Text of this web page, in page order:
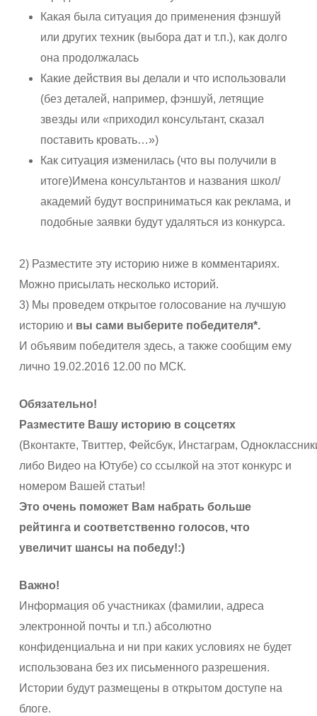
Какая была ситуация до применения фэншуй
или других техник (выбора дат и т.п.), как долго
она продолжалась
Какие действия вы делали и что использовали
(без деталей, например, фэншуй, летящие
звезды или «приходил консультант, сказал
поставить кровать…»)
Как ситуация изменилась (что вы получили в
итоге)Имена консультантов и названия школ/
академий будут восприниматься как реклама, и
подобные заявки будут удаляться из конкурса.
2) Разместите эту историю ниже в комментариях.
Можно присылать несколько историй.
3) Мы проведем открытое голосование на лучшую
историю и вы сами выберите победителя*.
И объявим победителя здесь, а также сообщим ему
лично 19.02.2016 12.00 по МСК.
Обязательно!
Разместите Вашу историю в соцсетях
(Вконтакте, Твиттер, Фейсбук, Инстаграм,
либо Видео на Ютубе) со ссылкой на этот конкурс и
номером Вашей статьи!
Это очень поможет Вам набрать больше
рейтинга и соответственно голосов, что
увеличит шансы на победу!:)
Важно!
Информация об участниках (фамилии, адреса
электронной почты и т.п.) абсолютно
конфиденциальна и ни при каких условиях не будет
использована без их письменного разрешения.
Истории будут размещены в открытом доступе на
блоге.